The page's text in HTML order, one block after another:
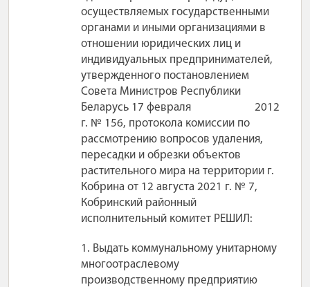
осуществляемых государственными
органами и иными организациями в
отношении юридических лиц и
индивидуальных предпринимателей,
утвержденного постановлением
Совета Министров Республики
Беларусь 17 февраля 2012
г. № 156, протокола комиссии по
рассмотрению вопросов удаления,
пересадки и обрезки объектов
растительного мира на территории г.
Кобрина от 12 августа 2021 г. № 7,
Кобринский районный
исполнительный комитет РЕШИЛ:
1. Выдать коммунальному унитарному
многоотраслевому
производственному предприятию